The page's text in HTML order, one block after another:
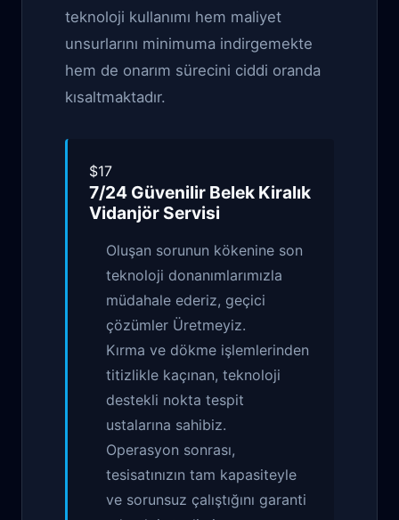
teknoloji kullanımı hem maliyet
unsurlarını minimuma indirgemekte
hem de onarım sürecini ciddi oranda
kısaltmaktadır.
$17
7/24 Güvenilir Belek Kiralık
Vidanjör Servisi
Oluşan sorunun kökenine son
teknoloji donanımlarımızla
müdahale ederiz, geçici
çözümler Üretmeyiz.
Kırma ve dökme işlemlerinden
titizlikle kaçınan, teknoloji
destekli nokta tespit
ustalarına sahibiz.
Operasyon sonrası,
tesisatınızın tam kapasiteyle
ve sorunsuz çalıştığını garanti